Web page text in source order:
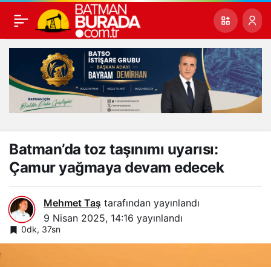
Batman’da toz taşınımı uyarısı:
Çamur yağmaya devam edecek
Mehmet Taş tarafından yayınlandı
9 Nisan 2025, 14:16 yayınlandı
0dk, 37sn